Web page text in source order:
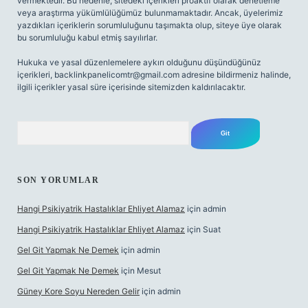
veya araştırma yükümlülüğümüz bulunmamaktadır. Ancak, üyelerimiz
yazdıkları içeriklerin sorumluluğunu taşımakta olup, siteye üye olarak
bu sorumluluğu kabul etmiş sayılırlar.
Hukuka ve yasal düzenlemelere aykırı olduğunu düşündüğünüz
içerikleri, backlinkpanelicomtr@gmail.com adresine bildirmeniz halinde,
ilgili içerikler yasal süre içerisinde sitemizden kaldırılacaktır.
SON YORUMLAR
Hangi Psikiyatrik Hastalıklar Ehliyet Alamaz için admin
Hangi Psikiyatrik Hastalıklar Ehliyet Alamaz için Suat
Gel Git Yapmak Ne Demek için admin
Gel Git Yapmak Ne Demek için Mesut
Güney Kore Soyu Nereden Gelir için admin